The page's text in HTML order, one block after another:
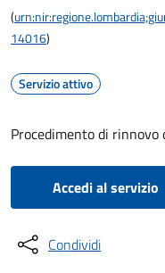
(
14016)
Servizio attivo
Procedimento di rinnovo
Accedi al servizio
Condividi